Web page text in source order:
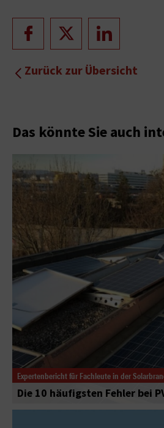
Zurück zur Übersicht
Das könnte Sie auch
Expertenbericht für Fachleute in der
Die 10 häufigsten Fehler bei